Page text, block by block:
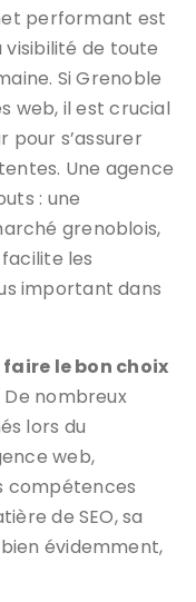
performant est
de toute
Si Grenoble
web, il est crucial
pour s’assurer
Une agence
: une
grenoblois,
les
important dans
le bon choix
nombreux
lors du
web,
compétences
de SEO, sa
évidemment,